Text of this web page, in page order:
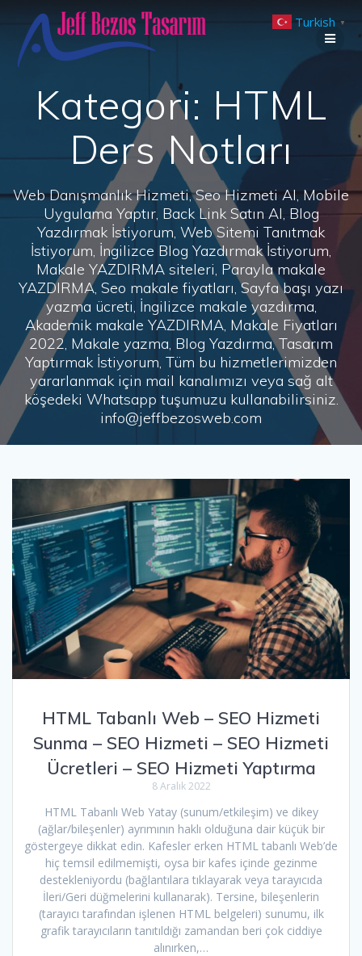
to
Kategori: HTML
Ders Notları
Web Danışmanlık Hizmeti, Seo Hizmeti Al, Mobile
Uygulama Yaptır, Back Link Satın Al, Blog
Yazdırmak İstiyorum, Web Sitemi Tanıtmak
İstiyorum, İngilizce Blog Yazdırmak İstiyorum,
Makale YAZDIRMA siteleri, Parayla makale
YAZDIRMA, Seo makale fiyatları, Sayfa başı yazı
yazma ücreti, İngilizce makale yazdırma,
Akademik makale YAZDIRMA, Makale Fiyatları
2022, Makale yazma, Blog Yazdırma, Tasarım
Yaptırmak İstiyorum, Tüm bu hizmetlerimizden
yararlanmak için mail kanalımızı veya sağ alt
köşedeki Whatsapp tuşumuzu kullanabilirsiniz.
info@jeffbezosweb.com
HTML Tabanlı Web – SEO Hizmeti
Sunma – SEO Hizmeti – SEO Hizmeti
Ücretleri – SEO Hizmeti Yaptırma
8 Aralık 2022
HTML Tabanlı Web Yatay (sunum/etkileşim) ve dikey
(ağlar/bileşenler) ayrımının haklı olduğuna dair küçük bir
göstergeye dikkat edin. Kafesler erken HTML tabanlı Web’de
hiç temsil edilmemişti, oysa bir kafes içinde gezinme
destekleniyordu (bağlantılara tıklayarak veya tarayıcıda
İleri/Geri düğmelerini kullanarak). Tersine, bileşenlerin
(tarayıcı tarafından işlenen HTML belgeleri) sunumu, ilk
grafik tarayıcıların tanıtıldığı zamandan beri çok ciddiye
alınırken,…
Turkish ▼